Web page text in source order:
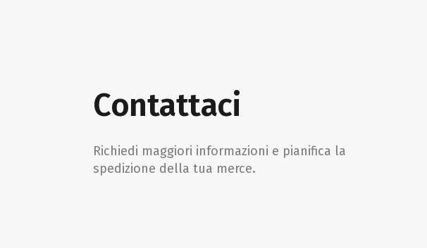
Contattaci
Richiedi maggiori informazioni e pianifica la
spedizione della tua merce.